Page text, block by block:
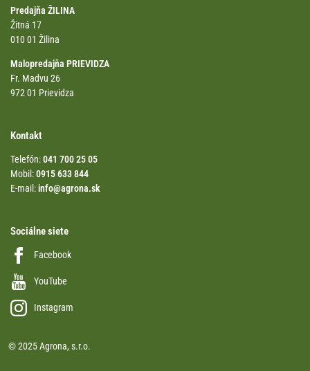
Predajňa ŽILINA
Žitná 17
010 01 Žilina
Malopredajňa PRIEVIDZA
Fr. Madvu 26
972 01 Prievidza
Kontakt
Telefón:041 700 25 05
Mobil:0915 633 844
E-mail:info@agrona.sk
Sociálne siete
Facebook
YouTube
Instagram
© 2025 Agrona, s.r.o.